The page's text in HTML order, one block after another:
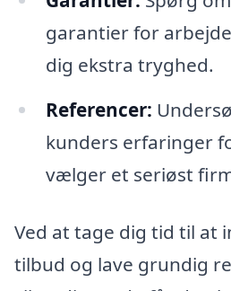
garantier for
dig ekstra tryghed.
Referencer:
kunders erfaringer
vælger et seriøst
Ved at tage dig tid til at
tilbud og lave grundig